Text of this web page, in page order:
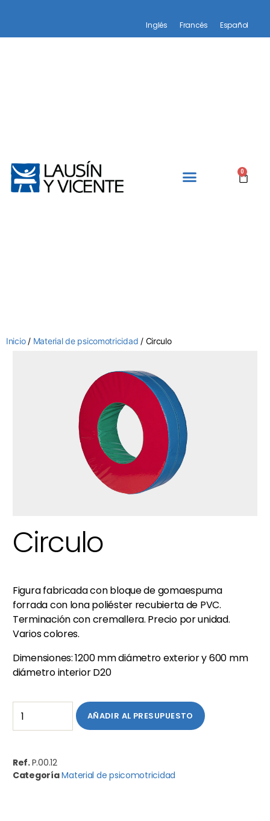
Inglés Francés Español
0
Inicio/ Material de psicomotricidad / Circulo
Circulo
Figura fabricada con bloque de gomaespuma
forrada con lona poliéster recubierta de PVC.
Terminación con cremallera. Precio por unidad.
Varios colores.
Dimensiones: 1200 mm diámetro exterior y 600 mm
diámetro interior D20
AÑADIR AL PRESUPUESTO
Ref.P.00.12
CategoríaMaterial de psicomotricidad